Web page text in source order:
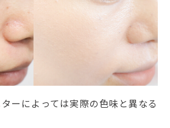
ーによっては実際の色味と異なる